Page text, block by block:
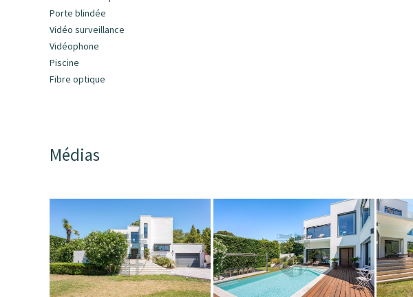
Porte blindée
Vidéo surveillance
Vidéophone
Piscine
Fibre optique
Médias